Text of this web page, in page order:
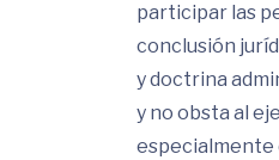
participar las
conclusión
y doctrina
y no obsta al
especialmente